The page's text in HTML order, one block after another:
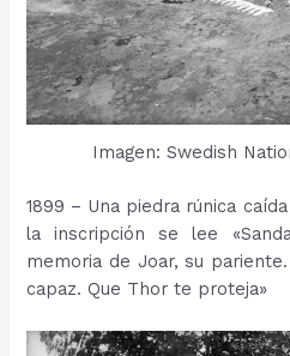
Imagen: Swedish
1899 – Una piedra rúnica
la inscripción se lee
memoria de Joar, su
capaz. Que Thor te proteja»